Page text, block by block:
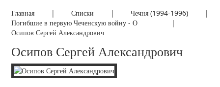
Главная |Списки |Чечня (1994-1996) |
Погибшие в первую Чеченскую войну - О |
Осипов Сергей Александрович
Осипов Сергей Александрович